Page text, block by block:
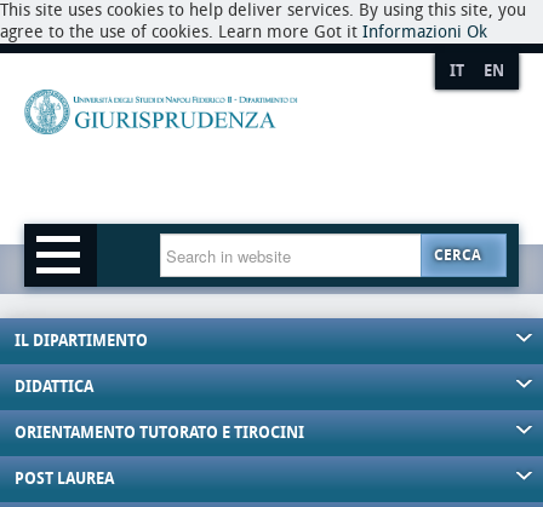
This site uses cookies to help deliver services. By using this site, you
agree to the use of cookies. Learn more Got it Informazioni Ok
IT EN
CERCA
IL DIPARTIMENTO
DIDATTICA
ORIENTAMENTO TUTORATO E TIROCINI
POST LAUREA